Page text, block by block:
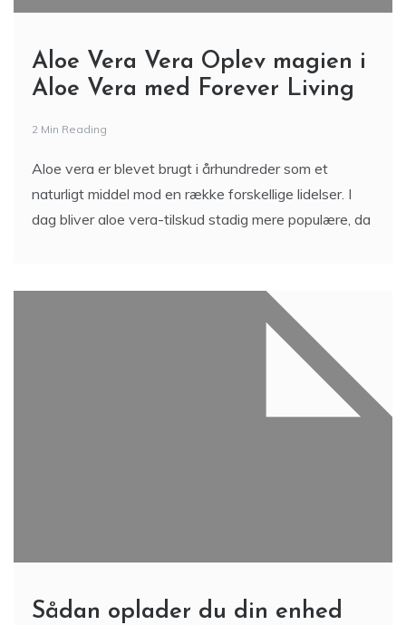
Aloe Vera Vera Oplev magien i
Aloe Vera med Forever Living
2 Min Reading
Aloe vera er blevet brugt i århundreder som et
naturligt middel mod en række forskellige lidelser. I
dag bliver aloe vera-tilskud stadig mere populære, da
Sådan oplader du din enhed